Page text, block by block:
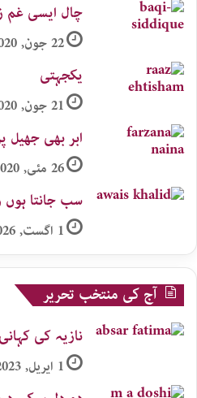
چال ایسی غم
22 جون, 2020
یکجہتی
21 جون, 2020
ابر بھی جھیل
26 مئی, 2020
سب جانتا ہوں
1 اگست, 2026
آج کی منتخب تحریر
نازیہ کی کہانی
1 اپریل, 2023